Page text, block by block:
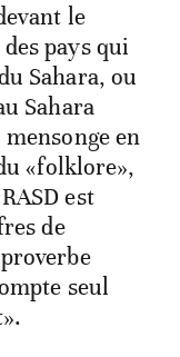
le
pays qui
Sahara, ou
Sahara
en
«folklore»,
est
de
seul